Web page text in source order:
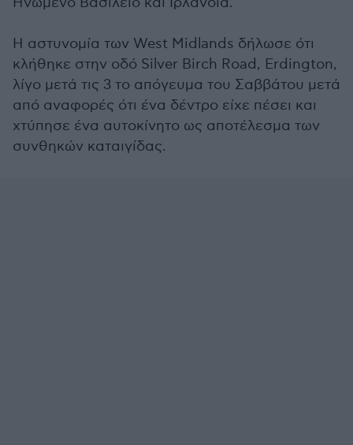
Η αστυνομία των West Midlands δήλωσε ότι
κλήθηκε στην οδό Silver Birch Road, Erdington,
λίγο μετά τις 3 το απόγευμα του Σαββάτου μετά
από αναφορές ότι ένα δέντρο είχε πέσει και
χτύπησε ένα αυτοκίνητο ως αποτέλεσμα των
συνθηκών καταιγίδας.